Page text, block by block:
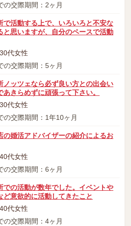
の交際期間：2ヶ月
で活動する上で、いろいろと不安な
と思いますが、自分のペースで活動
代女性
の交際期間：5ヶ月
ノッツェなら必ず良い方との出会い
あきらめずに頑張って下さい。
代女性
の交際期間：1年10ヶ月
の婚活アドバイザーの紹介によるお
代女性
の交際期間：6ヶ月
での活動が数年でした。イベントや
ど意欲的に活動してきたこと
代女性
の交際期間：4ヶ月